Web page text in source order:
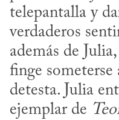
telepantalla y
verdaderos
además de
finge someterse
detesta. Julia
ejemplar de